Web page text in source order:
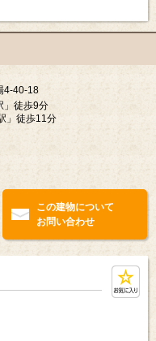
4-40-18
徒歩9分
この建物について
お問い合わせ